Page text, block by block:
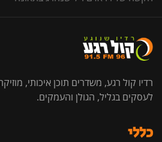
רדיו קול רגע, משדרים תוכן איכותי,
לעסקים בגליל, הגולן והעמקים.
כללי